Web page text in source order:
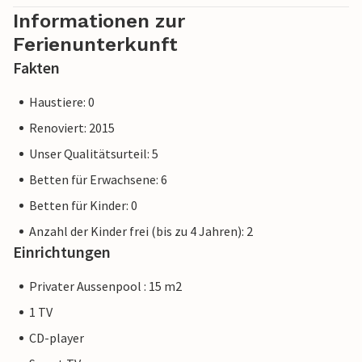
Coves del Drac besonders gut erreichbar sind. Die
wunderschönen Sandstrände gleich um die Ecke sollten Sie
sich nicht entgehen lassen.
Hinweis: Diese Unterkunft wird von einem privaten
einem Händler. Das bedeutet, dass das EU-
Verbraucherrecht möglicherweise nicht gilt. Sie können
jedoch sicher sein, dass wir Ihnen denselben Kundenservice
einer Unterkunft eines professionellen Eigentümers
unterscheidet.
Informationen zur
Ferienunterkunft
Fakten
Haustiere: 0
Renoviert: 2015
Unser Qualitätsurteil: 5
Betten für Erwachsene: 6
Betten für Kinder: 0
Anzahl der Kinder frei (bis zu 4 Jahren): 2
Einrichtungen
Privater Aussenpool : 15 m2
1 TV
CD-player